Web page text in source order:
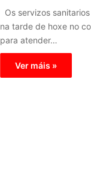
Os servizos
na tarde de hoxe no
para atender…
Ver máis »